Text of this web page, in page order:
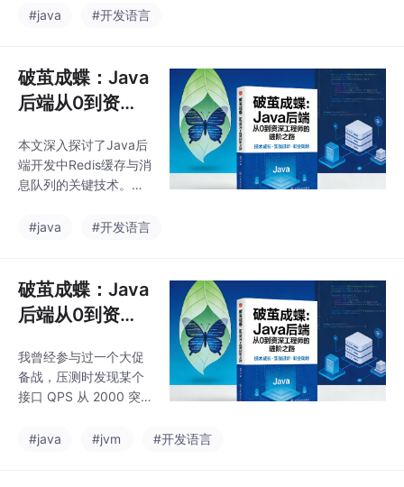
的上下文传递问题。最
抛出500异常页面。前
一个资深开发者眼中的
接口设计：统一规范：
所有接口遵循相同的响
让调用方无认知负担。
健壮性：能优雅处理各
种异常，不暴露敏感信
因重复请求而出错。安
露等风险。本篇文章，
我们将围绕这三个层
#java #开发语言
破茧成蝶：Java
后端从0到资深
路（六）
本文深入探讨了Java后
端开发中Redis缓存与消
息队列的关键技术。针
透、雪崩、击穿）提出
决方案，并介绍了多级
缓存架构设计。同时分
析了消息队列的可靠性
重试、Broker持久化、
消费端手动确认等三端
确认策略，以及分布式
方案。文章还特别强调
#java #开发语言
破茧成蝶：Java
后端从0到资深
路（八）
我曾经参与过一个大促
备战，压测时发现某个
接口 QPS 从 2000 突
接池被打满，但所有 S
#java #jvm #开发语言